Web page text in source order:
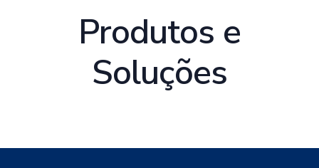
Produtos e
Soluções